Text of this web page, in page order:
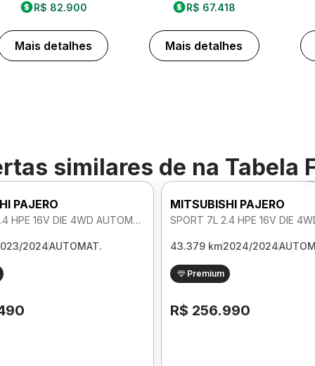
R$ 82.900
Mais detalhes
R$ 67.418
Mais detalhes
similares de na Tabela
PAJERO
SPORT 7L 2.4 HPE 16V DIE 4WD AUTOMATICO
2024AUTOMAT.
MITSUBISHI PAJERO
43.379 km2024/2024
Premium
R$ 256.990